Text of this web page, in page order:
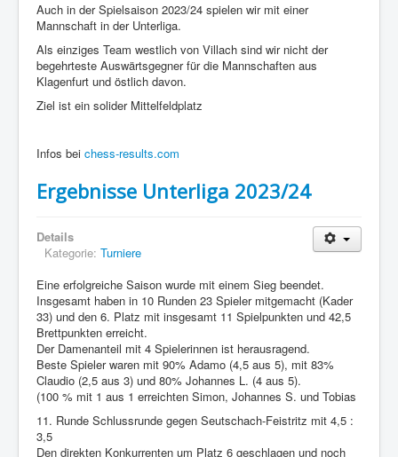
Auch in der Spielsaison 2023/24 spielen wir mit einer
Mannschaft in der Unterliga.
Als einziges Team westlich von Villach sind wir nicht der
begehrteste Auswärtsgegner für die Mannschaften aus
Klagenfurt und östlich davon.
Ziel ist ein solider Mittelfeldplatz
Infos bei chess-results.com
Ergebnisse Unterliga 2023/24
Details
Kategorie: Turniere
Eine erfolgreiche Saison wurde mit einem Sieg beendet.
Insgesamt haben in 10 Runden 23 Spieler mitgemacht (Kader
33) und den 6. Platz mit insgesamt 11 Spielpunkten und 42,5
Brettpunkten erreicht.
Der Damenanteil mit 4 Spielerinnen ist herausragend.
Beste Spieler waren mit 90% Adamo (4,5 aus 5), mit 83%
Claudio (2,5 aus 3) und 80% Johannes L. (4 aus 5).
(100 % mit 1 aus 1 erreichten Simon, Johannes S. und Tobias
11. Runde Schlussrunde gegen Seutschach-Feistritz mit 4,5 :
3,5
Den direkten Konkurrenten um Platz 6 geschlagen und noch